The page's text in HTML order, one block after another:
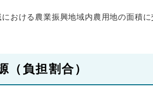
おける農業振興地域内農用地の面積
（負担割合）